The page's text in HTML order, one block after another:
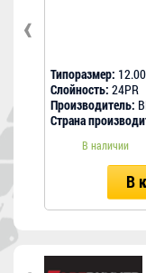
Типоразмер:
Слойность: 24PR
Производитель:
Страна
В наличии
В
‹